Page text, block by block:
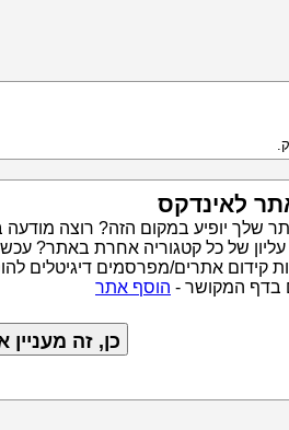
לאינדקס
שלך יופיע במקום הזה? רוצה מודעה
עליון של כל קטגוריה אחרת באתר?
קידום אתרים/מפרסמים דיגיטלים
בדף המקושר - הוסף אתר